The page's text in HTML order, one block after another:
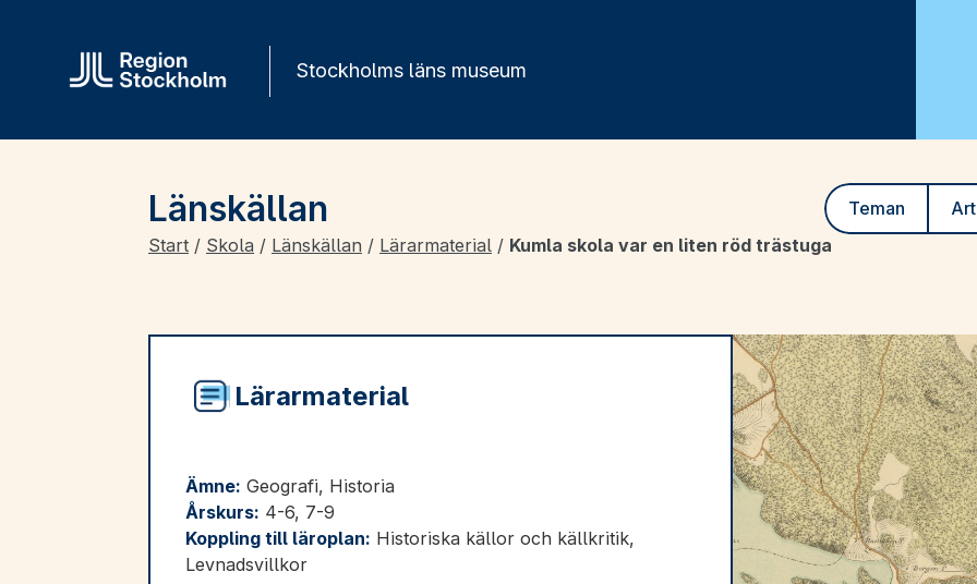
Stockholms läns museum
Länskällan Teman
Start / Skola / Länskällan / Lärarmaterial / Kumla skola var en liten röd trästuga
Lärarmaterial
Ämne: Geografi, Historia
Årskurs: 4-6, 7-9
Koppling till läroplan: Historiska källor och källkritik,
Levnadsvillkor